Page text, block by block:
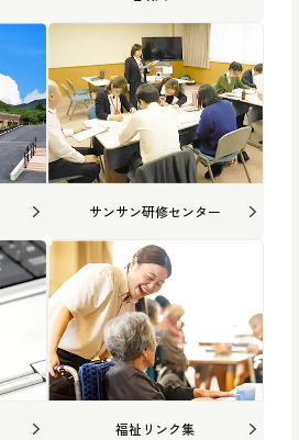
サンサン研修センター
福祉リンク集